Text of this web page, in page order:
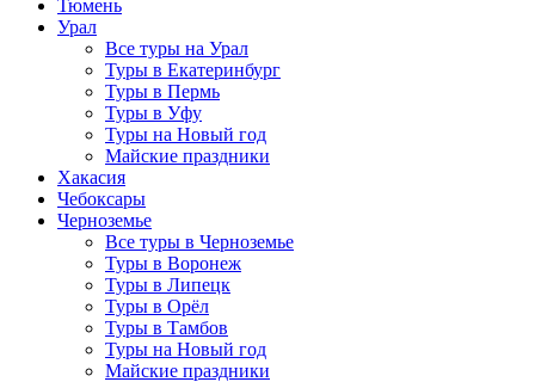
Тюмень
Урал
Все туры на Урал
Туры в Екатеринбург
Туры в Пермь
Туры в Уфу
Туры на Новый год
Майские праздники
Хакасия
Чебоксары
Черноземье
Все туры в Черноземье
Туры в Воронеж
Туры в Липецк
Туры в Орёл
Туры в Тамбов
Туры на Новый год
Майские праздники